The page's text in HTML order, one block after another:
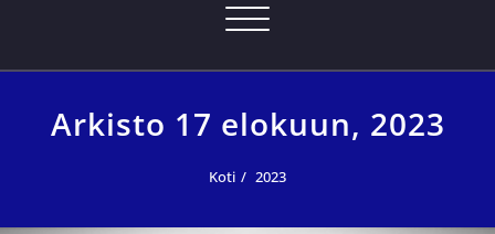
tekniikan osaaja
Navigoi
Arkisto 17 elokuun, 2023
Koti 2023